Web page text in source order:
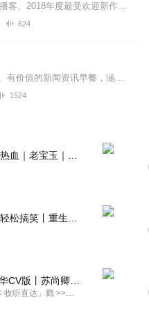
苹果播客2019年度最佳播客、2018年度最受欢迎新作这是一档JustPod旗下的沙龙访谈类播客节目，每周更新，试图为中文播客听众提供更多高质量的内容。Just...
624
每天提供人工精选新鲜、有价值的新闻资讯早餐，涵盖国内社会热点、财经科技大事、国际时事风云。每天10分钟，畅晓天下事！
1524
「盗墓笔记全系列20+本 收听直达」戳 >>改编自南派三叔同名作品，腾讯音乐娱乐集团出品，冠声文化制作，...